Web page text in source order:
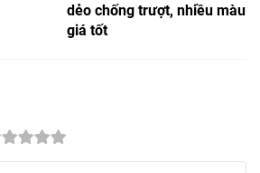
dẻo chống trượt, nhiều màu
giá tốt